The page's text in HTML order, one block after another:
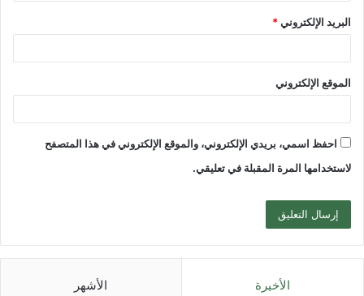
البريد الإلكتروني*
الموقع الإلكتروني
احفظ اسمي، بريدي الإلكتروني، والموقع الإلكتروني في هذا المتصفح
لاستخدامها المرة المقبلة في تعليقي.
الأخيرة الأشهر